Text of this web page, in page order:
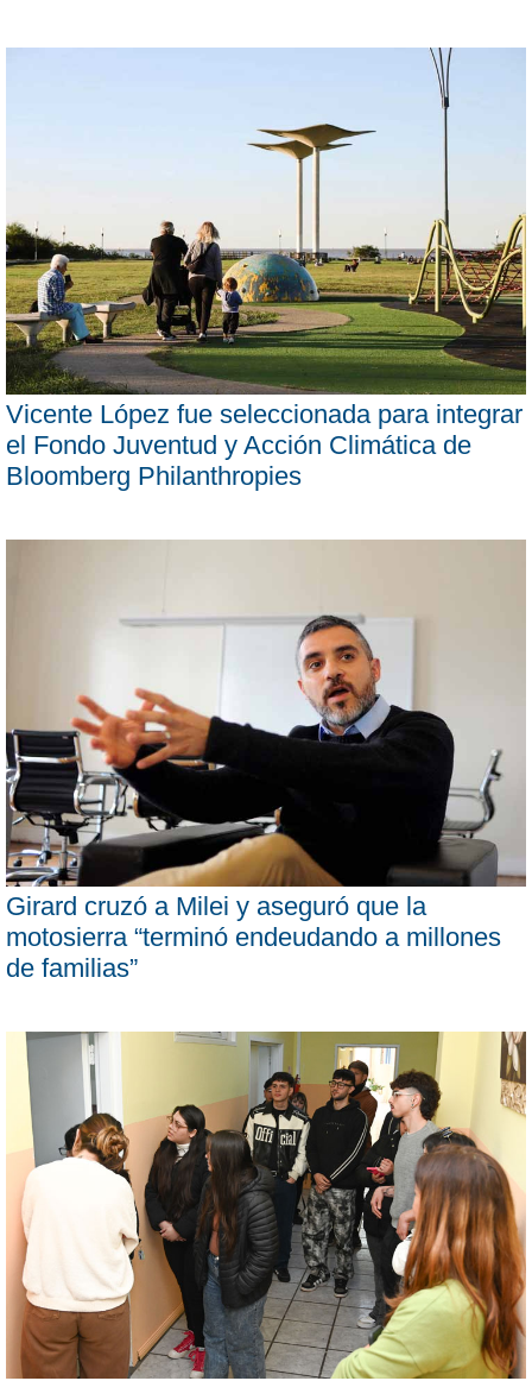
Vicente López fue seleccionada para integrar
el Fondo Juventud y Acción Climática de
Bloomberg Philanthropies
Girard cruzó a Milei y aseguró que la
motosierra “terminó endeudando a millones
de familias”